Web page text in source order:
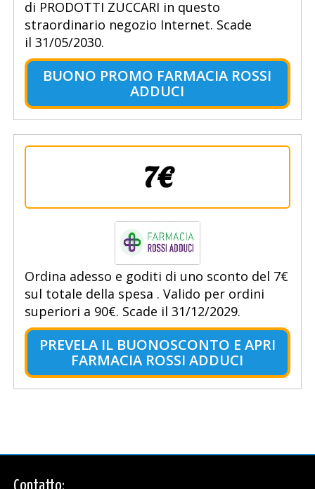
di PRODOTTI ZUCCARI in questo
straordinario negozio Internet. Scade
il 31/05/2030.
BUONO PROMO FARMACIA ROSSI
ADDUCI
7€
Ordina adesso e goditi di uno sconto del 7€
sul totale della spesa . Valido per ordini
superiori a 90€. Scade il 31/12/2029.
PREVELA IL BUONOSCONTO E APRI
FARMACIA ROSSI ADDUCI